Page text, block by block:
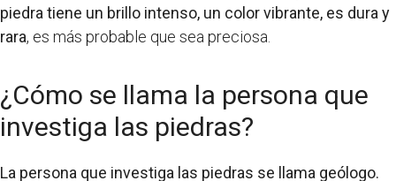
piedra tiene un brillo intenso, un color vibrante, es dura y
rara, es más probable que sea preciosa.
¿Cómo se llama la persona que
investiga las piedras?
La persona que investiga las piedras se llama geólogo.